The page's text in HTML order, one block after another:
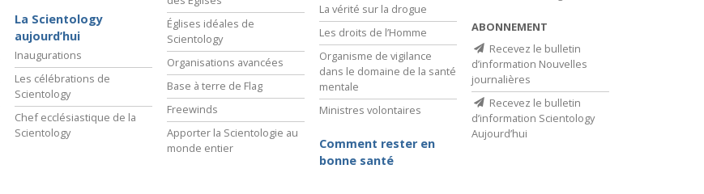
Les investigations
Les fondements de l’organisation
Les fondements des relations publiques
Cibles et buts
La Scientology
aujourd’hui
Inaugurations
Les célébrations de
Scientology
Chef ecclésiastique de la
Scientology
Églises idéales de
Scientology
Organisations avancées
Base à terre de Flag
Freewinds
Apporter la Scientologie au
monde entier
La vérité sur la drogue
Les droits de l’Homme
Organisme de vigilance
dans le domaine de la santé
mentale
Ministres volontaires
Comment rester en
bonne santé
ABONNEMENT
Recevez le bulletin
d’information Nouvelles
journalières
Recevez le bulletin
d’information Scientology
Aujourd’hui